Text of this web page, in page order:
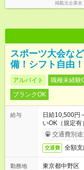
掲載元企業名
スポーツ大会な
備！シフト自由！
アルバイト 職種未経験
ブランクOK
給与
日給10,500
いOK（規定
交通費別途
交通費 全額
勤務地
東京都中野区